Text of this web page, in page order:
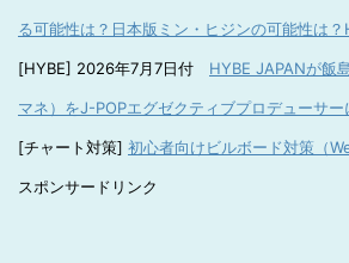
る可能性は？日本版ミン・ヒジンの可能性は
[HYBE] 2026年7月7日付 HYBE JAPANが飯
マネ）をJ-POPエグゼクティブプロデューサ
[チャート対策] 初心者向けビルボード対策（
スポンサードリンク